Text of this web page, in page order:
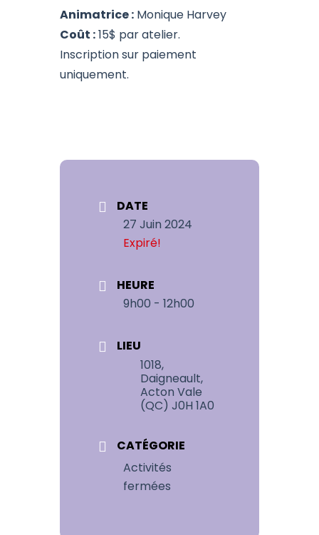
Animatrice : Monique Harvey
Coût : 15$ par atelier.
Inscription sur paiement
uniquement.
DATE
27 Juin 2024
Expiré!
HEURE
9h00 - 12h00
LIEU
1018,
Daigneault,
Acton Vale
(QC) J0H 1A0
CATÉGORIE
Activités
fermées